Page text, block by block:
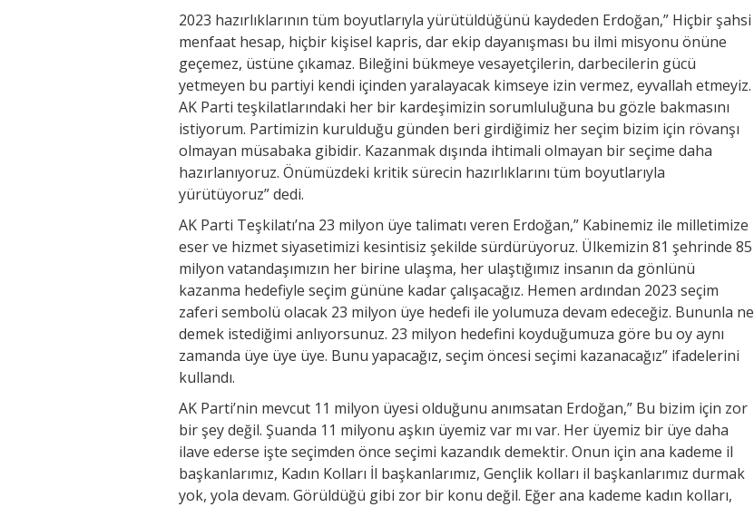
2023 hazırlıklarının tüm boyutlarıyla yürütüldüğünü kaydeden Erdoğan,” Hiçbir şahsi
menfaat hesap, hiçbir kişisel kapris, dar ekip dayanışması bu ilmi misyonu önüne
geçemez, üstüne çıkamaz. Bileğini bükmeye vesayetçilerin, darbecilerin gücü
yetmeyen bu partiyi kendi içinden yaralayacak kimseye izin vermez, eyvallah etmeyiz.
AK Parti teşkilatlarındaki her bir kardeşimizin sorumluluğuna bu gözle bakmasını
istiyorum. Partimizin kurulduğu günden beri girdiğimiz her seçim bizim için rövanşı
olmayan müsabaka gibidir. Kazanmak dışında ihtimali olmayan bir seçime daha
hazırlanıyoruz. Önümüzdeki kritik sürecin hazırlıklarını tüm boyutlarıyla
yürütüyoruz” dedi.
AK Parti Teşkilatı’na 23 milyon üye talimatı veren Erdoğan,” Kabinemiz ile milletimize
eser ve hizmet siyasetimizi kesintisiz şekilde sürdürüyoruz. Ülkemizin 81 şehrinde 85
milyon vatandaşımızın her birine ulaşma, her ulaştığımız insanın da gönlünü
kazanma hedefiyle seçim gününe kadar çalışacağız. Hemen ardından 2023 seçim
zaferi sembolü olacak 23 milyon üye hedefi ile yolumuza devam edeceğiz. Bununla ne
demek istediğimi anlıyorsunuz. 23 milyon hedefini koyduğumuza göre bu oy aynı
zamanda üye üye üye. Bunu yapacağız, seçim öncesi seçimi kazanacağız” ifadelerini
kullandı.
AK Parti’nin mevcut 11 milyon üyesi olduğunu anımsatan Erdoğan,” Bu bizim için zor
bir şey değil. Şuanda 11 milyonu aşkın üyemiz var mı var. Her üyemiz bir üye daha
ilave ederse işte seçimden önce seçimi kazandık demektir. Onun için ana kademe il
başkanlarımız, Kadın Kolları İl başkanlarımız, Gençlik kolları il başkanlarımız durmak
yok, yola devam. Görüldüğü gibi zor bir konu değil. Eğer ana kademe kadın kolları,